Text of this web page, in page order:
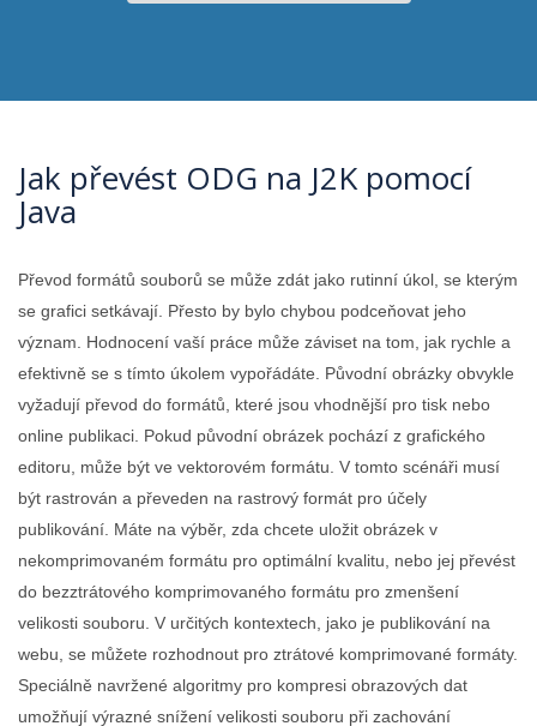
Jak převést ODG na J2K pomocí
Java
Převod formátů souborů se může zdát jako rutinní úkol, se kterým
se grafici setkávají. Přesto by bylo chybou podceňovat jeho
význam. Hodnocení vaší práce může záviset na tom, jak rychle a
efektivně se s tímto úkolem vypořádáte. Původní obrázky obvykle
vyžadují převod do formátů, které jsou vhodnější pro tisk nebo
online publikaci. Pokud původní obrázek pochází z grafického
editoru, může být ve vektorovém formátu. V tomto scénáři musí
být rastrován a převeden na rastrový formát pro účely
publikování. Máte na výběr, zda chcete uložit obrázek v
nekomprimovaném formátu pro optimální kvalitu, nebo jej převést
do bezztrátového komprimovaného formátu pro zmenšení
velikosti souboru. V určitých kontextech, jako je publikování na
webu, se můžete rozhodnout pro ztrátové komprimované formáty.
Speciálně navržené algoritmy pro kompresi obrazových dat
umožňují výrazné snížení velikosti souboru při zachování